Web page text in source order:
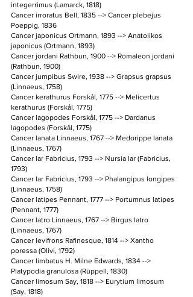
integerrimus (Lamarck, 1818)
Cancer irroratus Bell, 1835 --> Cancer plebejus
Poeppig, 1836
Cancer japonicus Ortmann, 1893 --> Anatolikos
japonicus (Ortmann, 1893)
Cancer jordani Rathbun, 1900 --> Romaleon jordani
(Rathbun, 1900)
Cancer jumpibus Swire, 1938 --> Grapsus grapsus
(Linnaeus, 1758)
Cancer kerathurus Forskål, 1775 --> Melicertus
kerathurus (Forskål, 1775)
Cancer lagopodes Forskål, 1775 --> Dardanus
lagopodes (Forskål, 1775)
Cancer lanata Linnaeus, 1767 --> Medorippe lanata
(Linnaeus, 1767)
Cancer lar Fabricius, 1793 --> Nursia lar (Fabricius,
1793)
Cancer lar Fabricius, 1793 --> Phalangipus longipes
(Linnaeus, 1758)
Cancer latipes Pennant, 1777 --> Portumnus latipes
(Pennant, 1777)
Cancer latro Linnaeus, 1767 --> Birgus latro
(Linnaeus, 1767)
Cancer levifrons Rafinesque, 1814 --> Xantho
poressa (Olivi, 1792)
Cancer limbatus H. Milne Edwards, 1834 -->
Platypodia granulosa (Rüppell, 1830)
Cancer limosum Say, 1818 --> Eurytium limosum
(Say, 1818)